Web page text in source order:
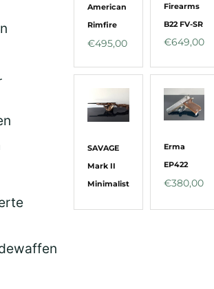
American
Rimfire
€495,00
Firearms
B22 FV-SR
€649,00
SAVAGE
Mark II
Minimalist
Erma
EP422
€380,00